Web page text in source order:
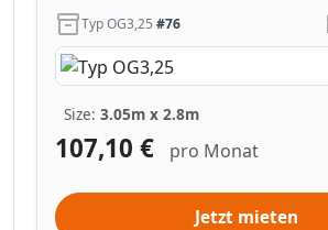
Typ OG3,25 #76
Size: 3.05m x 2.8m
107,10 € pro Monat
Jetzt mieten